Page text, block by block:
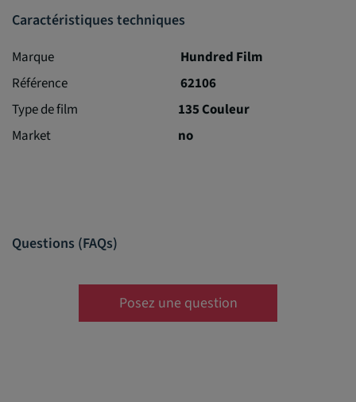
Caractéristiques techniques
Marque
Hundred Film
Référence
62106
Type de film
135 Couleur
Market
no
Questions (FAQs)
Posez une question